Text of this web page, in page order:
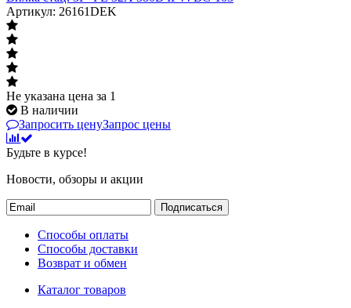
Артикул: 26161DEK
Не указана цена за 1
В наличии
Запросить ценуЗапрос цены
Будьте в курсе!
Новости, обзоры и акции
Подписаться
Способы оплаты
Способы доставки
Возврат и обмен
Каталог товаров